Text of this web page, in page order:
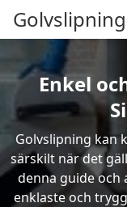
Enkel
Golvslipning kan
särskilt när det
denna guide och
enklaste och